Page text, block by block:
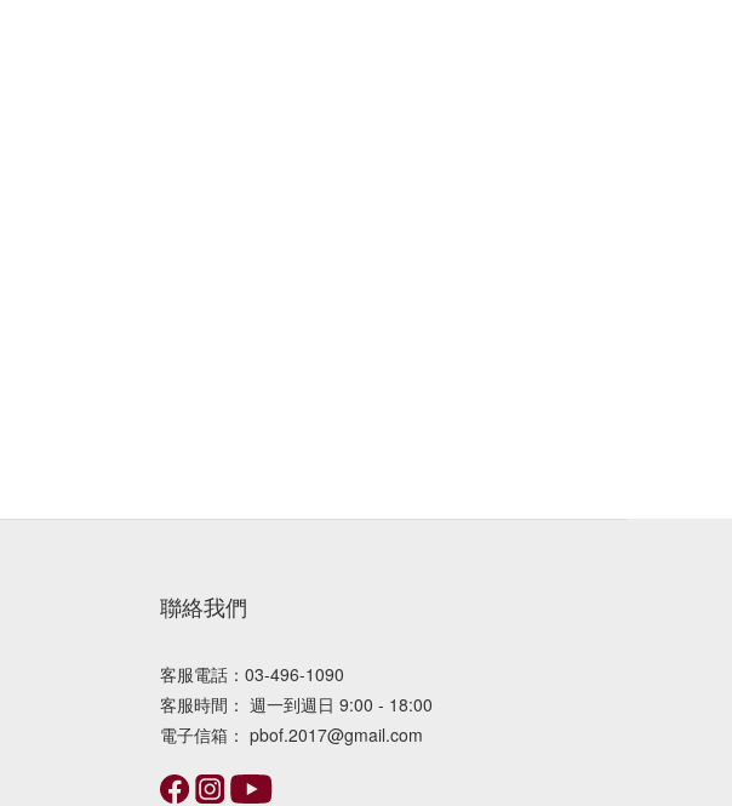
聯絡我們
客服電話：03-496-1090
客服時間： 週一到週日 9:00 - 18:00
電子信箱： pbof.2017@gmail.com